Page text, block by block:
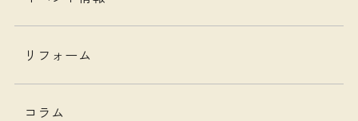
リフォーム
コラム